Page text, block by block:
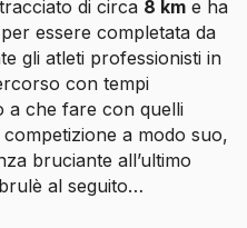
di circa 8 km e ha
essere completata da
gli atleti professionisti in
con tempi
a che fare con quelli
a modo suo,
bruciante all’ultimo
al seguito…